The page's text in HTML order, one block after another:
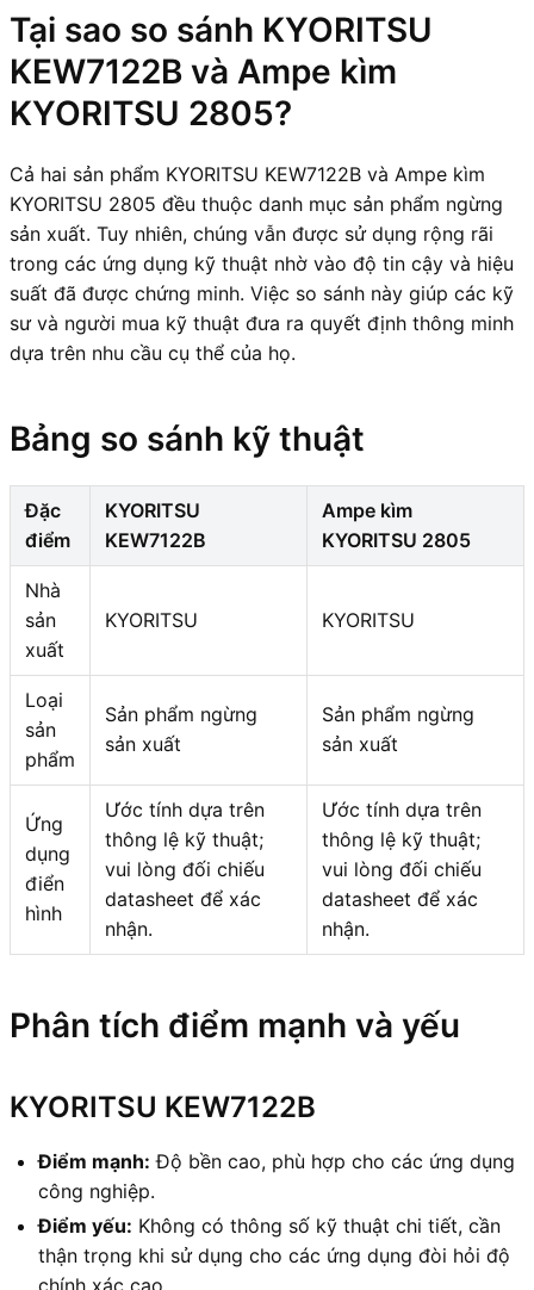
Tại sao so sánh KYORITSU
KEW7122B và Ampe kìm
KYORITSU 2805?
Cả hai sản phẩm KYORITSU KEW7122B và Ampe kìm
KYORITSU 2805 đều thuộc danh mục sản phẩm ngừng
sản xuất. Tuy nhiên, chúng vẫn được sử dụng rộng rãi
trong các ứng dụng kỹ thuật nhờ vào độ tin cậy và hiệu
suất đã được chứng minh. Việc so sánh này giúp các kỹ
sư và người mua kỹ thuật đưa ra quyết định thông minh
dựa trên nhu cầu cụ thể của họ.
Bảng so sánh kỹ thuật
Đặc
điểm
KYORITSU
KEW7122B
Ampe kìm
KYORITSU 2805
Nhà
sản
xuất
KYORITSU KYORITSU
Loại
sản
phẩm
Sản phẩm ngừng
sản xuất
Sản phẩm ngừng
sản xuất
Ứng
dụng
điển
hình
Ước tính dựa trên
thông lệ kỹ thuật;
vui lòng đối chiếu
datasheet để xác
nhận.
Ước tính dựa trên
thông lệ kỹ thuật;
vui lòng đối chiếu
datasheet để xác
nhận.
Phân tích điểm mạnh và yếu
KYORITSU KEW7122B
Điểm mạnh: Độ bền cao, phù hợp cho các ứng dụng
công nghiệp.
Điểm yếu: Không có thông số kỹ thuật chi tiết, cần
thận trọng khi sử dụng cho các ứng dụng đòi hỏi độ
chính xác cao.